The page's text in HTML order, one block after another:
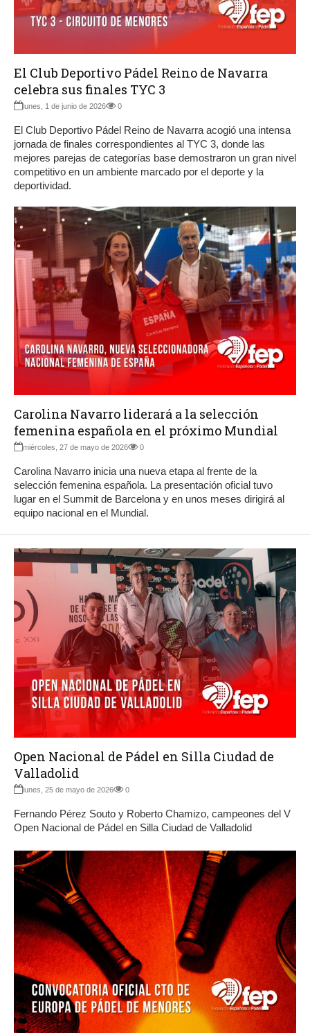
El Club Deportivo Pádel Reino de Navarra
celebra sus finales TYC 3
lunes, 1 de junio de 2026 0
El Club Deportivo Pádel Reino de Navarra acogió una intensa
jornada de finales correspondientes al TYC 3, donde las
mejores parejas de categorías base demostraron un gran nivel
competitivo en un ambiente marcado por el deporte y la
deportividad.
Carolina Navarro liderará a la selección
femenina española en el próximo Mundial
miércoles, 27 de mayo de 2026 0
Carolina Navarro inicia una nueva etapa al frente de la
selección femenina española. La presentación oficial tuvo
lugar en el Summit de Barcelona y en unos meses dirigirá al
equipo nacional en el Mundial.
Open Nacional de Pádel en Silla Ciudad de
Valladolid
lunes, 25 de mayo de 2026 0
Fernando Pérez Souto y Roberto Chamizo, campeones del V
Open Nacional de Pádel en Silla Ciudad de Valladolid